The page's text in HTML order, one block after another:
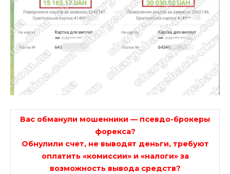
Вас обманули мошенники — псевдо-брокеры
форекса?
Обнулили счет, не выводят деньги, требуют
оплатить «комиссии» и «налоги» за
возможность вывода средств?